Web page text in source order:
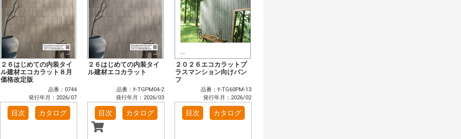
２６はじめての内装タイ
ル建材エコカラット８月
価格改定版
品番：0744
発行年月：2026/07
目次 カタログ
２６はじめての内装タイ
ル建材エコカラット
品番：ﾀ-TGPM04-2
発行年月：2026/03
目次 カタログ
２０２６エコカラットプ
ラスマンション向けパン
フ
品番：ﾀ-TG60PM-13
発行年月：2026/02
目次 カタログ